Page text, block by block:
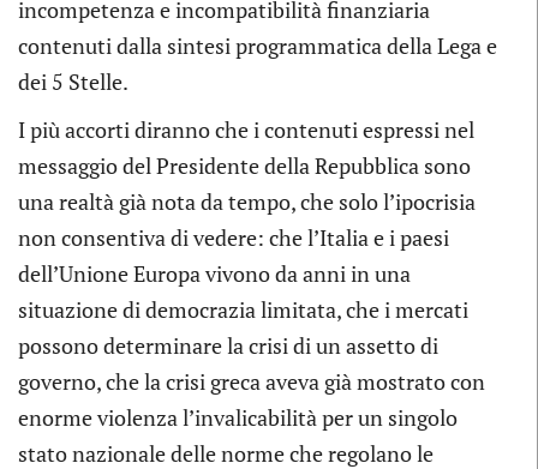
incompetenza e incompatibilità finanziaria
contenuti dalla sintesi programmatica della Lega e
dei 5 Stelle.
I più accorti diranno che i contenuti espressi nel
messaggio del Presidente della Repubblica sono
una realtà già nota da tempo, che solo l’ipocrisia
non consentiva di vedere: che l’Italia e i paesi
dell’Unione Europa vivono da anni in una
situazione di democrazia limitata, che i mercati
possono determinare la crisi di un assetto di
governo, che la crisi greca aveva già mostrato con
enorme violenza l’invalicabilità per un singolo
stato nazionale delle norme che regolano le